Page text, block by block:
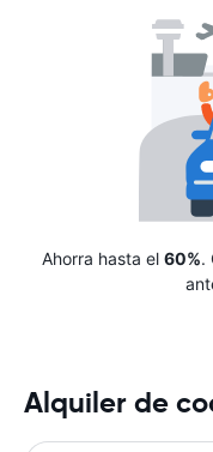
Ahorra hasta el 60%.
Alquiler de